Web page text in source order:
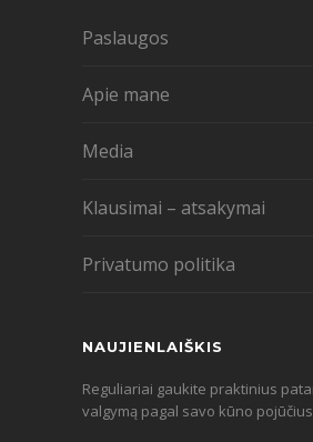
Paslaugos
Apie mane
Media
Klausimai – atsakymai
Privatumo politika
NAUJIENLAIŠKIS
Reguliariai gaukite praktinius
valgymą pagal savo kūno